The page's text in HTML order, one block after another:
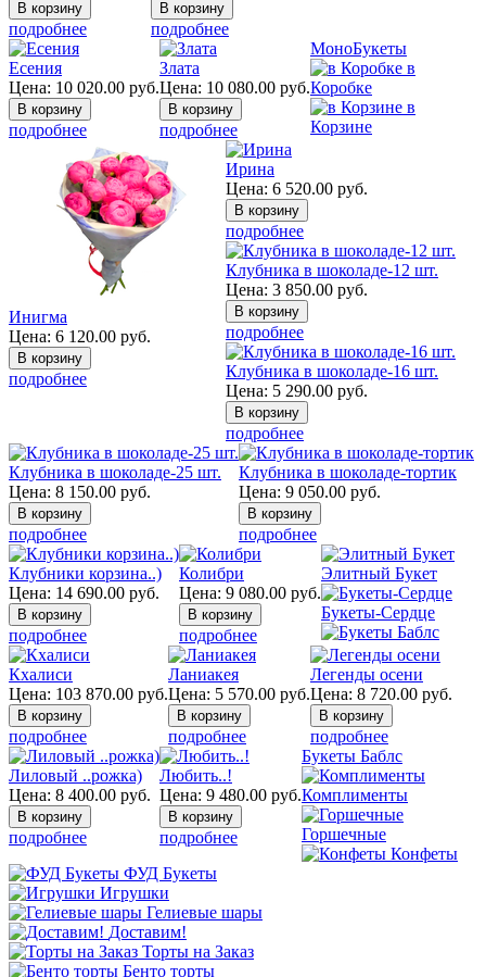
подробнее подробнее
Есения
Цена: 10 020.00 руб.
подробнее
Злата
Цена: 10 080.00 руб.
подробнее
Инигма
Цена: 6 120.00 руб.
подробнее
Ирина
Цена: 6 520.00 руб.
подробнее
Клубника в шоколаде-12 шт.
Цена: 3 850.00 руб.
подробнее
Клубника в шоколаде-16 шт.
Цена: 5 290.00 руб.
подробнее
Клубника в шоколаде-25 шт.
Цена: 8 150.00 руб.
подробнее
Клубника в шоколаде-тортик
Цена: 9 050.00 руб.
подробнее
Клубники корзина..)
Цена: 14 690.00 руб.
подробнее
Колибри
Цена: 9 080.00 руб.
подробнее
Кхалиси
Цена: 103 870.00 руб.
подробнее
Ланиакея
Цена: 5 570.00 руб.
подробнее
Легенды осени
Цена: 8 720.00 руб.
подробнее
Лиловый ..рожка)
Цена: 8 400.00 руб.
подробнее
Любить..!
Цена: 9 480.00 руб.
подробнее
МоноБукеты
в
Коробке
в
Корзине
Элитный Букет
Букеты-Сердце
Букеты Баблс
Комплименты
Горшечные
Конфеты
ФУД Букеты
Игрушки
Гелиевые шары
Доставим!
Торты на Заказ
Бенто торты